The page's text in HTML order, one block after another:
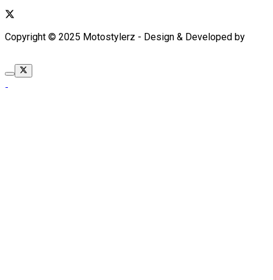
Copyright © 2025 Motostylerz - Design & Developed by